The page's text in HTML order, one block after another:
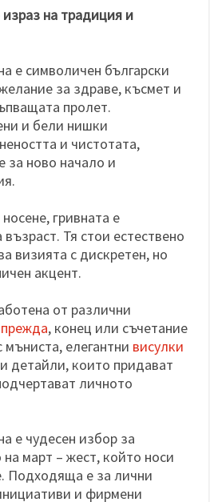
на традиция и
е символичен български
за здраве, късмет и
пролет.
и бели нишки
и чистотата,
за ново начало и
гривната е
Тя стои естествено
визията с дискретен, но
акцент.
от различни
прежда, конец или съчетание
мъниста, елегантни висулки
детайли, които придават
личното
е чудесен избор за
март – жест, който носи
Подходяща е за лични
и фирмени